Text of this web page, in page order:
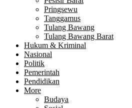
Pringsewu
Tanggamus
Tulang Bawang
Tulang Bawang Barat
Hukum & Kriminal
Nasional
Politik
Pemerintah
Pendidikan
More
Budaya